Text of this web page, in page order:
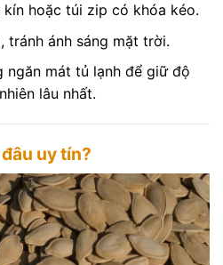
hoặc túi zip có khóa kéo.
tránh ánh sáng mặt trời.
ngăn mát tủ lạnh để giữ độ
lâu nhất.
uy tín?